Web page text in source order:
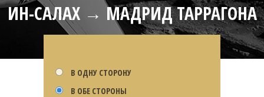
ИН-САЛАХ → МАДРИД ТАРРАГОНА
В ОДНУ СТОРОНУ
В ОБЕ СТОРОНЫ